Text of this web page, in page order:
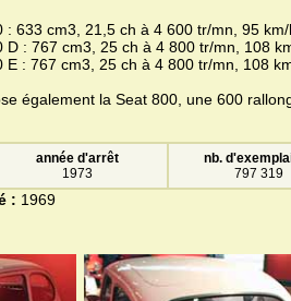
: 633 cm3, 21,5 ch à 4 600 tr/mn, 95
D : 767 cm3, 25 ch à 4 800 tr/mn, 108
E : 767 cm3, 25 ch à 4 800 tr/mn, 108
également la Seat 800, une 600
année d'arrêt
1973
nb.
797 319
: 1969